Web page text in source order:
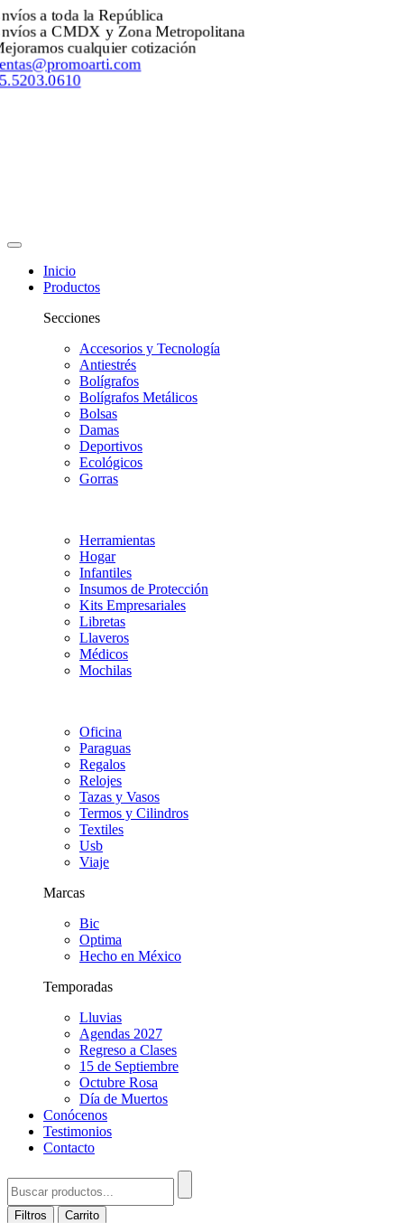
a toda la República
a CMDX y Zona Metropolitana
cualquier cotización
Inicio
Productos
Secciones
Accesorios y Tecnología
Antiestrés
Bolígrafos
Bolígrafos Metálicos
Bolsas
Damas
Deportivos
Ecológicos
Gorras
Herramientas
Hogar
Infantiles
Insumos de Protección
Kits Empresariales
Libretas
Llaveros
Médicos
Mochilas
Oficina
Paraguas
Regalos
Relojes
Tazas y Vasos
Termos y Cilindros
Textiles
Usb
Viaje
Marcas
Bic
Optima
Hecho en México
Temporadas
Lluvias
Agendas 2027
Regreso a Clases
15 de Septiembre
Octubre Rosa
Día de Muertos
Conócenos
Testimonios
Contacto
Filtros Carrito